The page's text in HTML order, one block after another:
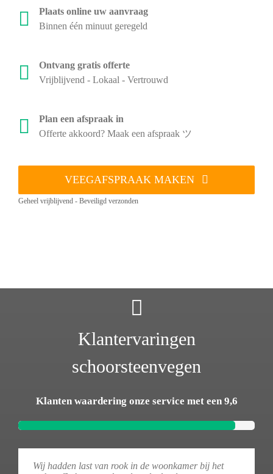
Plaats online uw aanvraag
Binnen één minuut geregeld
Ontvang gratis offerte
Vrijblijvend - Lokaal - Vertrouwd
Plan een afspraak in
Offerte akkoord? Maak een afspraak ツ
VEEGAFSPRAAK MAKEN
Geheel vrijblijvend - Beveiligd verzonden
Klantervaringen
schoorsteenvegen
Klanten waardering onze service met een 9,6
Wij hadden last van rook in de woonkamer bij het